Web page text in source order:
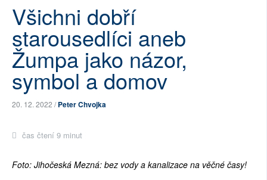
ROZHOVORY
TÉMATA
NEJČTENĚJŠÍ ZA 7 DNÍ
AUTOŘI
PŘÍSPĚVKY NA PROVOZ
SOCIÁLNÍ SÍTĚ
Všichni dobří
starousedlíci aneb
Žumpa jako názor,
symbol a domov
20. 12. 2022 /Peter Chvojka
čas čtení 9 minut
Foto: Jihočeská Mezná: bez vody a kanalizace na věčné časy!